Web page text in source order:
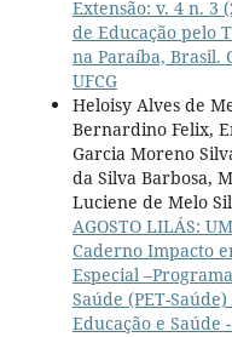
Extensão: v. 4 n. 3
de Educação pelo
na Paraíba, Brasil.
UFCG
Heloisy Alves de
Bernardino Felix,
Garcia Moreno
da Silva Barbosa,
Luciene de Melo
AGOSTO LILÁS:
Caderno Impacto
Especial
Saúde (PET-
Educação e Saúde -